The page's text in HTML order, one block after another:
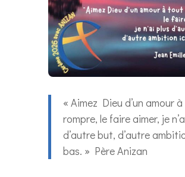
« Aimez Dieu d’un amour
rompre, le faire aimer, je
d’autre but, d’autre
bas. » Père Anizan